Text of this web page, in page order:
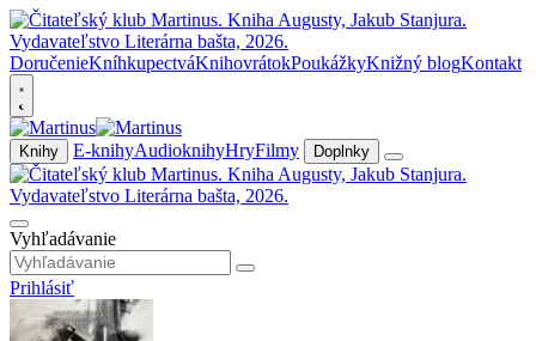
DoručenieKníhkupectváKnihovrátokPoukážkyKnižný blogKontakt
Knihy E-knihyAudioknihyHryFilmy Doplnky
Vyhľadávanie
Prihlásiť